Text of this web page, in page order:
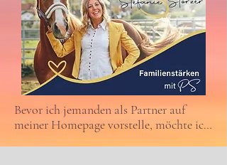
Bevor ich jemanden als Partner auf
meiner Homepage vorstelle, möchte ich